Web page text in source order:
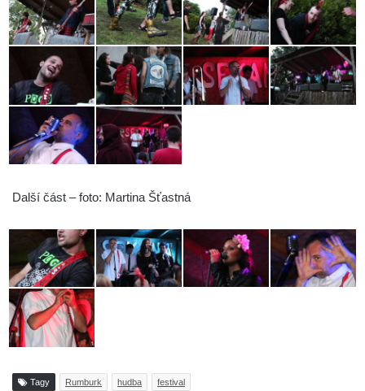
Další část – foto: Martina Šťastná
Tagy Rumburk hudba festival